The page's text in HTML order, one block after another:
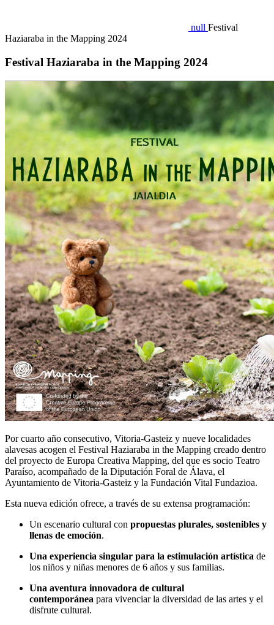
null Festival
Haziaraba in the Mapping 2024
Festival Haziaraba in the Mapping 2024
Por cuarto año consecutivo, Vitoria-Gasteiz y nueve localidades
alavesas acogen el Festival Haziaraba in the Mapping creado dentro
del proyecto de Europa Creativa Mapping, del que es socio Teatro
Paraíso, acompañado de la Diputación Foral de Álava, el
Ayuntamiento de Vitoria-Gasteiz y la Fundación Vital Fundazioa.
Esta nueva edición ofrece, a través de su extensa programación:
Un escenario cultural con propuestas plurales, sostenibles y
llenas de emoción.
Una experiencia singular para la estimulación artística de
los niños y niñas menores de 6 años y sus familias.
Una aventura innovadora de cultural
contemporánea para vivenciar la diversidad de las artes y el
disfrute cultural.